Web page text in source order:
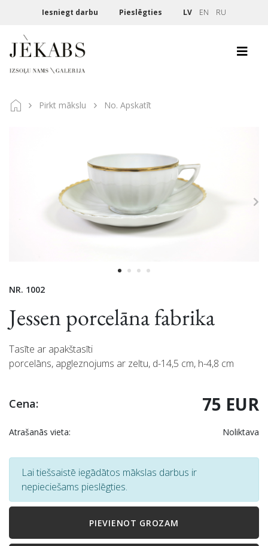
Iesniegt darbu Pieslēgties LV EN RU
Pirkt mākslu No. Apskatīt
NR. 1002
Jessen porcelāna fabrika
Tasīte ar apakštasīti
porcelāns, apgleznojums ar zeltu, d-14,5 cm, h-4,8 cm
Cena: 75 EUR
Atrašanās vieta: Noliktava
Lai tiešsaistē iegādātos mākslas darbus ir
nepieciešams pieslēgties.
PIEVIENOT GROZAM